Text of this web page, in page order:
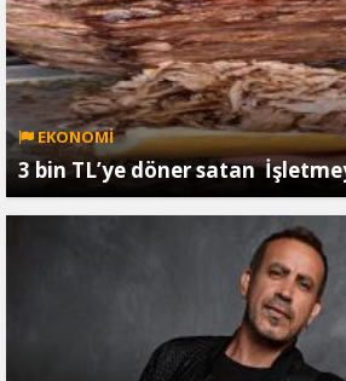
EKONOMİ
3 bin TL’ye döner satan